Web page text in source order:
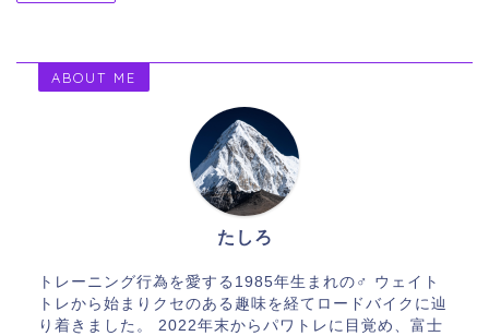
ABOUT ME
たしろ
トレーニング行為を愛する1985年生まれの♂ ウェイト
トレから始まりクセのある趣味を経てロードバイクに辿
り着きました。 2022年末からパワトレに目覚め、富士